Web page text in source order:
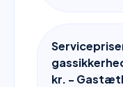
kr. -